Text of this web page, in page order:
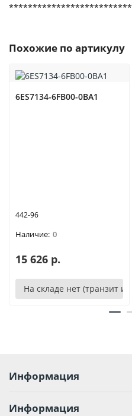
Похожие по артикулу
6ES7134-6FB00-0BA1
442-96
0
15 626 р.
На складе нет (транзит
Информация
Информация